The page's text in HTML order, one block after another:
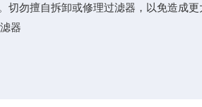
勿擅自拆卸或修理过滤器，以免造成更